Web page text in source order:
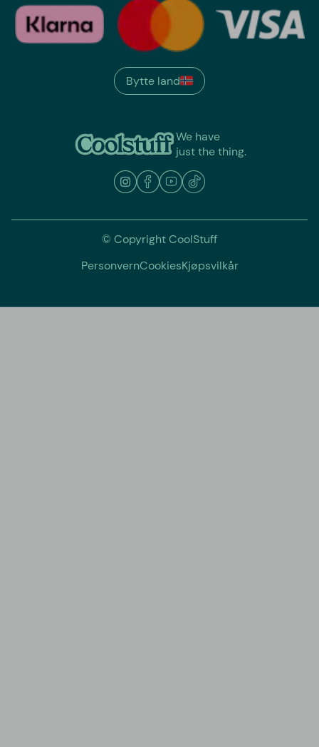
We have
just the thing.
Bytte land
© Copyright CoolStuff
PersonvernCookiesKjøpsvilkår